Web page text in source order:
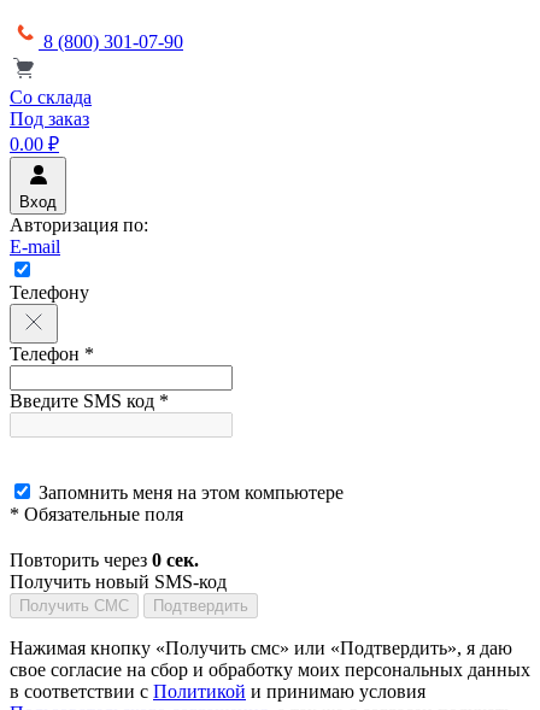
8 (800) 301-07-90
Со склада
Под заказ
0.00 ₽
Вход
Авторизация по:
E-mail
Телефону
Телефон *
Введите SMS код *
Запомнить меня на этом компьютере
* Обязательные поля
Повторить через 0 сек.
Получить новый SMS-код
Получить СМС Подтвердить
Нажимая кнопку «Получить смс» или «Подтвердить», я даю
свое согласие на сбор и обработку моих персональных данных
в соответствии с Политикой и принимаю условия